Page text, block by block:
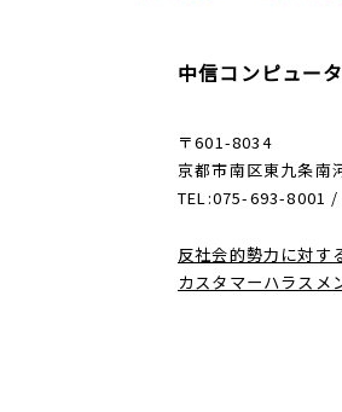
中信コンピュー
〒601-8034
京都市南区東九条南
TEL:075-693-8001
反社会的勢力に対す
カスタマーハラスメ